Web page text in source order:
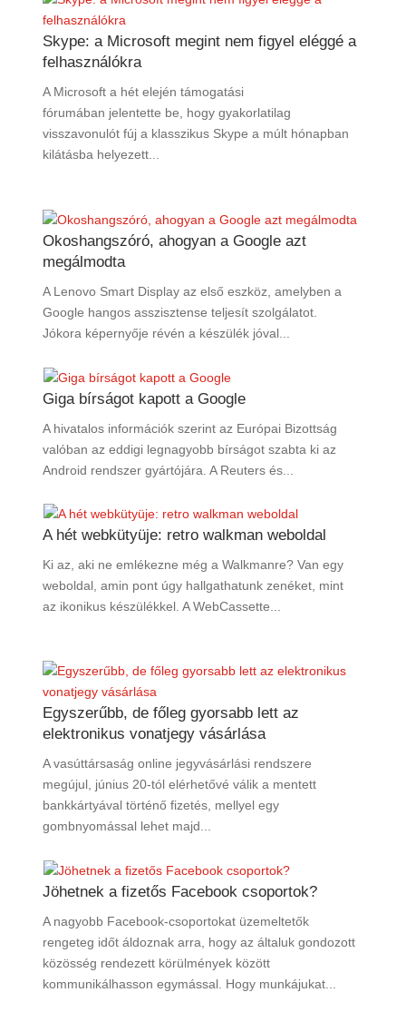
Skype: a Microsoft megint nem figyel eléggé a
felhasználókra
A Microsoft a hét elején támogatási
fórumában jelentette be, hogy gyakorlatilag
visszavonulót fúj a klasszikus Skype a múlt hónapban
kilátásba helyezett...
Okoshangszóró, ahogyan a Google azt
megálmodta
A Lenovo Smart Display az első eszköz, amelyben a
Google hangos asszisztense teljesít szolgálatot.
Jókora képernyője révén a készülék jóval...
Giga bírságot kapott a Google
A hivatalos információk szerint az Európai Bizottság
valóban az eddigi legnagyobb bírságot szabta ki az
Android rendszer gyártójára. A Reuters és...
A hét webkütyüje: retro walkman weboldal
Ki az, aki ne emlékezne még a Walkmanre? Van egy
weboldal, amin pont úgy hallgathatunk zenéket, mint
az ikonikus készülékkel. A WebCassette...
Egyszerűbb, de főleg gyorsabb lett az
elektronikus vonatjegy vásárlása
A vasúttársaság online jegyvásárlási rendszere
megújul, június 20-tól elérhetővé válik a mentett
bankkártyával történő fizetés, mellyel egy
gombnyomással lehet majd...
Jöhetnek a fizetős Facebook csoportok?
A nagyobb Facebook-csoportokat üzemeltetők
rengeteg időt áldoznak arra, hogy az általuk gondozott
közösség rendezett körülmények között
kommunikálhasson egymással. Hogy munkájukat...